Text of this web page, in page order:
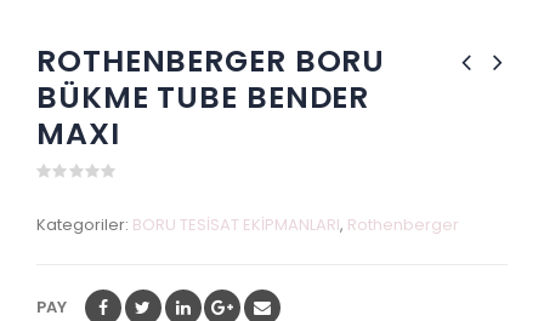
ROTHENBERGER BORU
BÜKME TUBE BENDER
MAXI
of
Kategoriler: BORU TESİSAT EKİPMANLARI, Rothenberger
PAY